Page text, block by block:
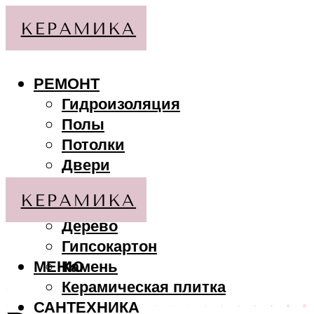
РЕМОНТ
Гидроизоляция
Полы
Потолки
Двери
МАТЕРИАЛЫ
Дерево
Гипсокартон
Камень
Керамическая плитка
САНТЕХНИКА
МЕНЮ